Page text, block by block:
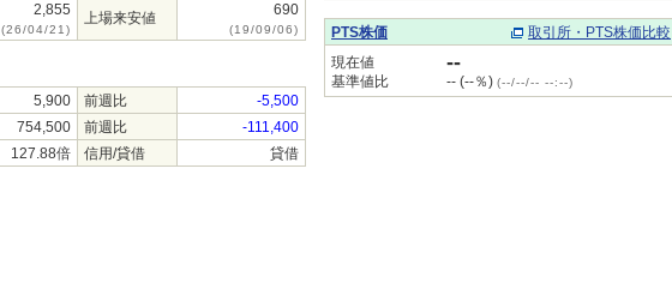
2,855
(26/04/21)
上場来安値 690
(19/09/06)
5,900 前週比
-5,500
754,500 前週比
-111,400
127.88倍 信用/貸借 貸借
PTS株価
取引所・PTS株価比較
現在値
--
基準値比 -- (--％) (--/--/-- --:--)